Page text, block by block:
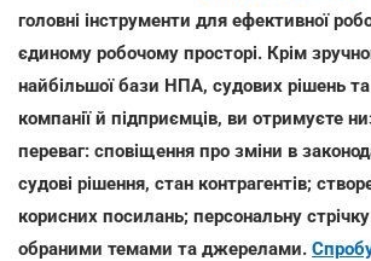
головні інструменти для ефективної
єдиному робочому просторі. Крім
найбільшої бази НПА, судових рішень та
компанії й підприємців, ви отримуєте
переваг: сповіщення про зміни в
судові рішення, стан контрагентів;
корисних посилань; персональну
обраними темами та джерелами.